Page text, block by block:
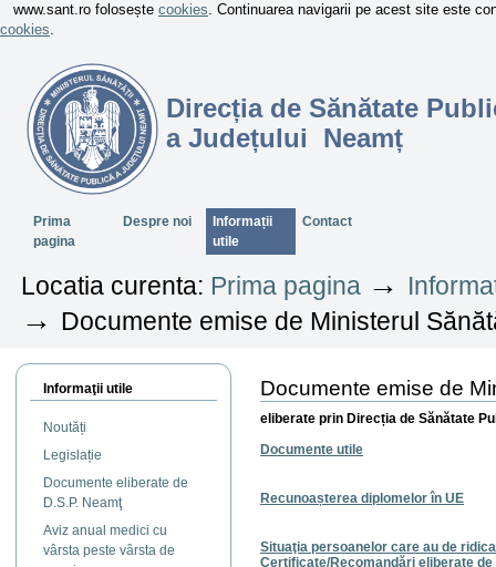
www.sant.ro folosește cookies. Continuarea navigarii pe acest site este
cookies.
Direcția de Sănătate
a Județului Neamț
SectiuniPrima
pagina
Despre noi
Informații
utile
Contact
Locatia curenta: Prima pagina →
→ Documente emise de Ministerul
Informaţii utile
Noutăți
Legislație
Documente eliberate de
D.S.P. Neamţ
Aviz anual medici cu
vârsta peste vârsta de
Documente emise de
eliberate prin Direcția de Sănătate
Documente utile
Recunoașterea diplomelor în UE
Situaţia persoanelor care au de
Certificate/Recomandări eliberate